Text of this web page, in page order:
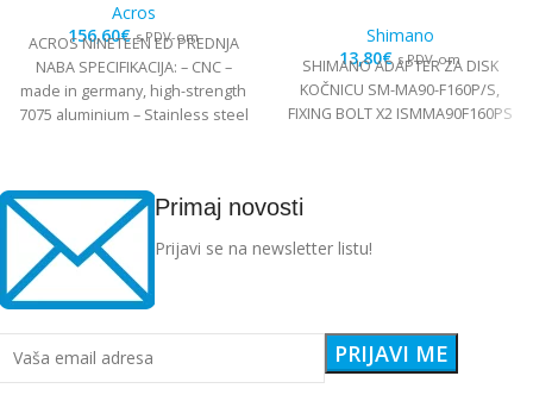
Acros
156,60€ s PDV-om
ACROS NINETEEN ED PREDNJA
NABA SPECIFIKACIJA: – CNC –
made in germany, high-strength
7075 aluminium – Stainless steel
Shimano
13,80€ s PDV-om
SHIMANO ADAPTER ZA DISK
KOČNICU SM-MA90-F160P/S,
FIXING BOLT X2 ISMMA90F160PS
Primaj novosti
Prijavi se na newsletter listu!